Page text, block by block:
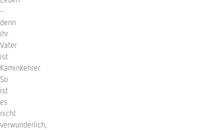
-
denn
ihr
Vater
ist
Kaminkehrer.
So
ist
es
nicht
verwunderlich,